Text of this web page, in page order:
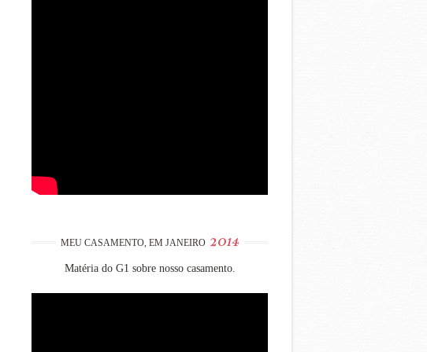
MEU CASAMENTO, EM JANEIRO 2014
Matéria do G1 sobre nosso casamento.